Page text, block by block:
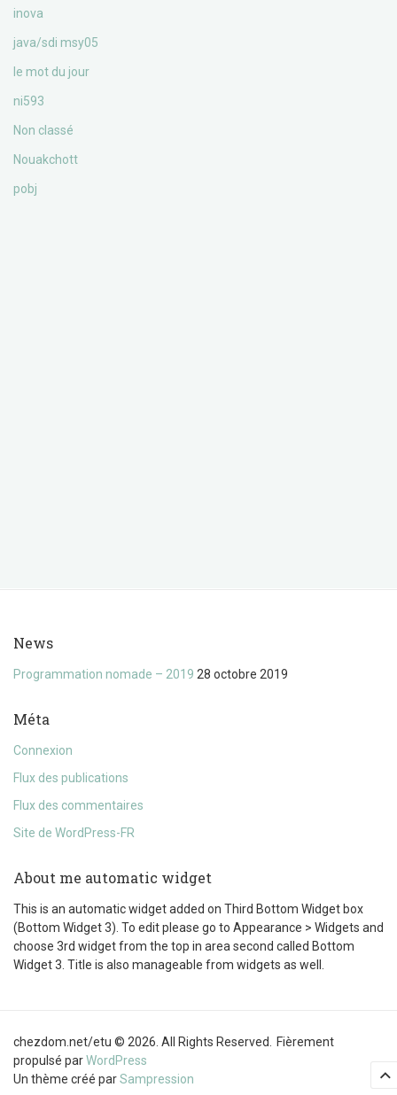
inova
java/sdi msy05
le mot du jour
ni593
Non classé
Nouakchott
pobj
News
Programmation nomade – 2019 28 octobre 2019
Méta
Connexion
Flux des publications
Flux des commentaires
Site de WordPress-FR
About me automatic widget
This is an automatic widget added on Third Bottom Widget box
(Bottom Widget 3). To edit please go to Appearance > Widgets and
choose 3rd widget from the top in area second called Bottom
Widget 3. Title is also manageable from widgets as well.
chezdom.net/etu © 2026. All Rights Reserved.
Fièrement
propulsé parWordPress
Un thème créé parSampression